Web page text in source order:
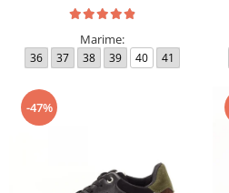
Marime:
36 37 38 39 40 41
-47%